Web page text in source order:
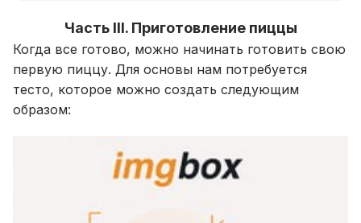
Часть III. Приготовление пиццы
Когда все готово, можно начинать готовить свою
первую пиццу. Для основы нам потребуется
тесто, которое можно создать следующим
образом: